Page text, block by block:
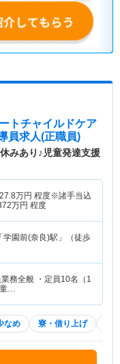
トチャイルドケア
員求人(正職員)
みあり♪児童発達支援
27.8万円 程度※諸手当込
万円 程度
学園前(奈良)駅」（徒歩
務全般 ・定員10名（1
童…
なめ 寮・借り上げ